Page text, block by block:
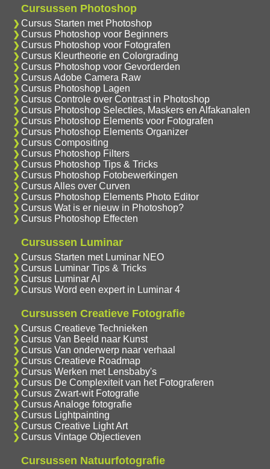
Cursussen Photoshop
Cursus Starten met Photoshop
Cursus Photoshop voor Beginners
Cursus Photoshop voor Fotografen
Cursus Kleurtheorie en Colorgrading
Cursus Photoshop voor Gevorderden
Cursus Adobe Camera Raw
Cursus Photoshop Lagen
Cursus Controle over Contrast in Photoshop
Cursus Photoshop Selecties, Maskers en Alfakanalen
Cursus Photoshop Elements voor Fotografen
Cursus Photoshop Elements Organizer
Cursus Compositing
Cursus Photoshop Filters
Cursus Photoshop Tips & Tricks
Cursus Photoshop Fotobewerkingen
Cursus Alles over Curven
Cursus Photoshop Elements Photo Editor
Cursus Wat is er nieuw in Photoshop?
Cursus Photoshop Effecten
Cursussen Luminar
Cursus Starten met Luminar NEO
Cursus Luminar Tips & Tricks
Cursus Luminar AI
Cursus Word een expert in Luminar 4
Cursussen Creatieve Fotografie
Cursus Creatieve Technieken
Cursus Van Beeld naar Kunst
Cursus Van onderwerp naar verhaal
Cursus Creatieve Roadmap
Cursus Werken met Lensbaby's
Cursus De Complexiteit van het Fotograferen
Cursus Zwart-wit Fotografie
Cursus Analoge fotografie
Cursus Lightpainting
Cursus Creative Light Art
Cursus Vintage Objectieven
Cursussen Natuurfotografie